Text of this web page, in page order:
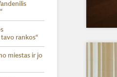
rankos“
miestas ir jo